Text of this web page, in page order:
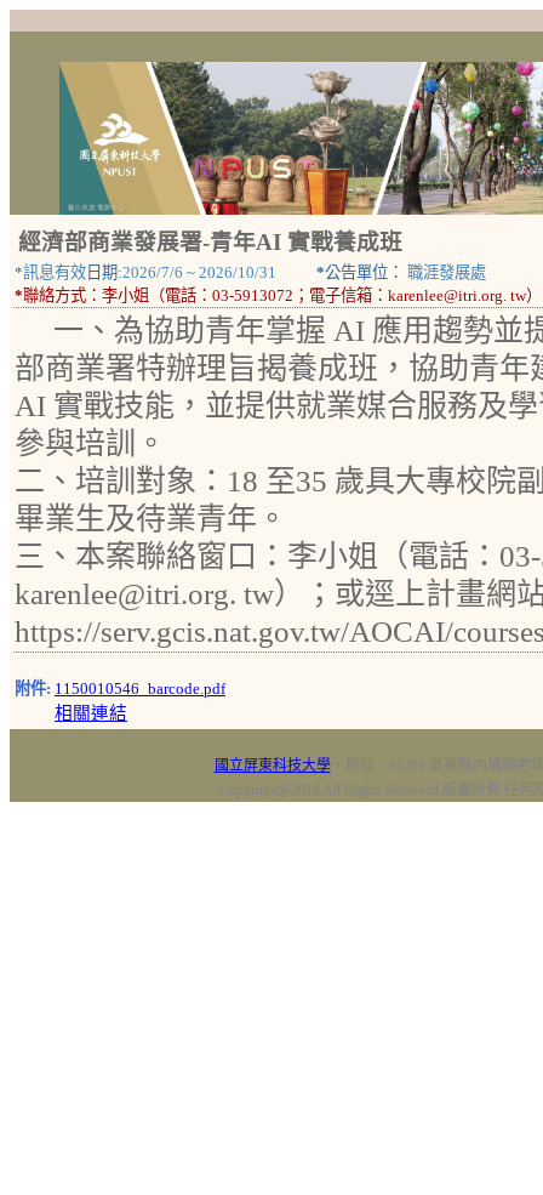
經濟部商業發展署-青年AI 實戰養成班
*訊息有效 日期:2026/7/6 ~ 2026/10/31 *公告單位： 職涯發展處
*聯絡方式： 李小姐（電話：03-5913072；電子信箱：karenlee@itri.org. tw）
一、為協助青年掌握 AI 應用趨勢並
部商業署特辦理旨揭養成班，協助青
AI 實戰技能，並提供就業媒合服務及
參與培訓。
二、培訓對象：18 至35 歲具大專校院
畢業生及待業青年。
三、本案聯絡窗口：李小姐（電話：
karenlee@itri.org. tw）；或逕上計畫網
https://serv.gcis.nat.gov.tw/AOCAI/
附件: 1150010546_barcode.pdf
相關連結
國立屏東科技大學‧校址：91201 屏東縣內埔鄉老